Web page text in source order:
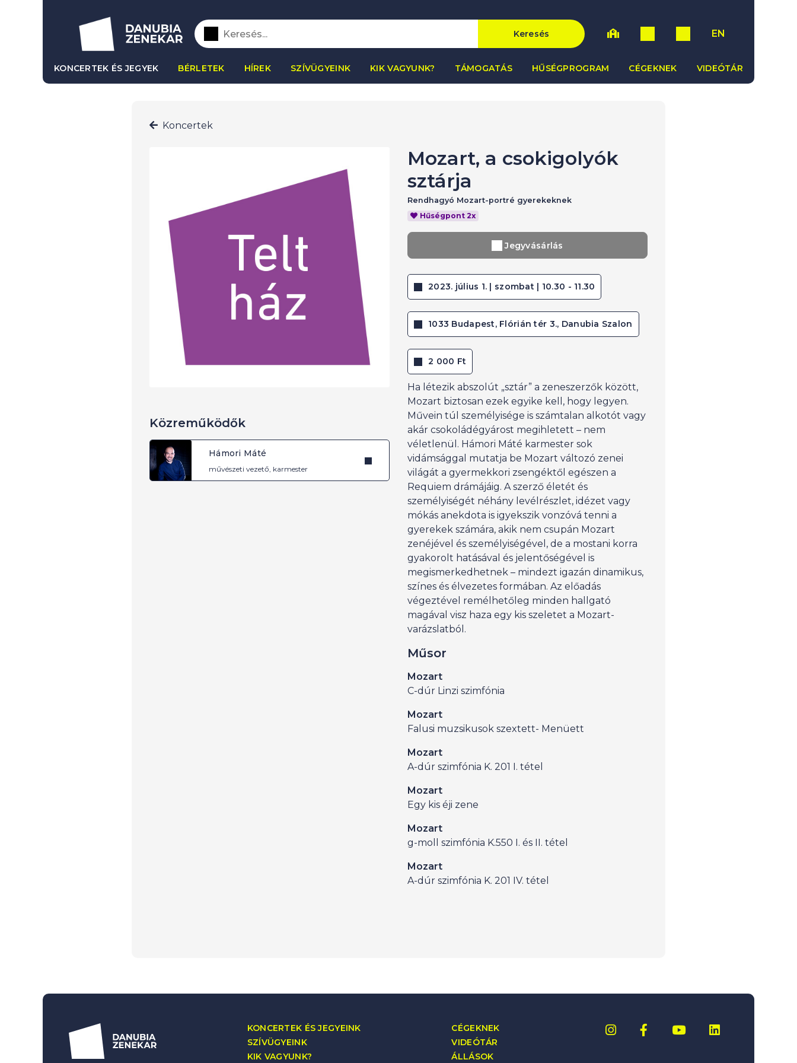
Keresés EN
KONCERTEK ÉS JEGYEK BÉRLETEK HÍREK SZÍVÜGYEINK KIK VAGYUNK? TÁMOGATÁS HŰSÉGPROGRAM CÉGEKNEK VIDEÓTÁR
Koncertek
Közreműködők
Hámori Máté
művészeti vezető, karmester
Mozart, a csokigolyók
sztárja
Rendhagyó Mozart-portré gyerekeknek
Hűségpont 2x
Jegyvásárlás
2023. július 1. | szombat | 10.30 - 11.30
1033 Budapest, Flórián tér 3., Danubia Szalon
2 000 Ft
Ha létezik abszolút „sztár” a zeneszerzők között,
Mozart biztosan ezek egyike kell, hogy legyen.
Művein túl személyisége is számtalan alkotót vagy
akár csokoládégyárost megihletett – nem
véletlenül. Hámori Máté karmester sok
vidámsággal mutatja be Mozart változó zenei
világát a gyermekkori zsengéktől egészen a
Requiem drámájáig. A szerző életét és
személyiségét néhány levélrészlet, idézet vagy
mókás anekdota is igyekszik vonzóvá tenni a
gyerekek számára, akik nem csupán Mozart
zenéjével és személyiségével, de a mostani korra
gyakorolt hatásával és jelentőségével is
megismerkedhetnek – mindezt igazán dinamikus,
színes és élvezetes formában. Az előadás
végeztével remélhetőleg minden hallgató
magával visz haza egy kis szeletet a Mozart-
varázslatból.
Műsor
Mozart
C-dúr Linzi szimfónia
Mozart
Falusi muzsikusok szextett- Menüett
Mozart
A-dúr szimfónia K. 201 I. tétel
Mozart
Egy kis éji zene
Mozart
g-moll szimfónia K.550 I. és II. tétel
Mozart
A-dúr szimfónia K. 201 IV. tétel
KONCERTEK ÉS JEGYEINK
SZÍVÜGYEINK
KIK VAGYUNK?
CÉGEKNEK
VIDEÓTÁR
ÁLLÁSOK